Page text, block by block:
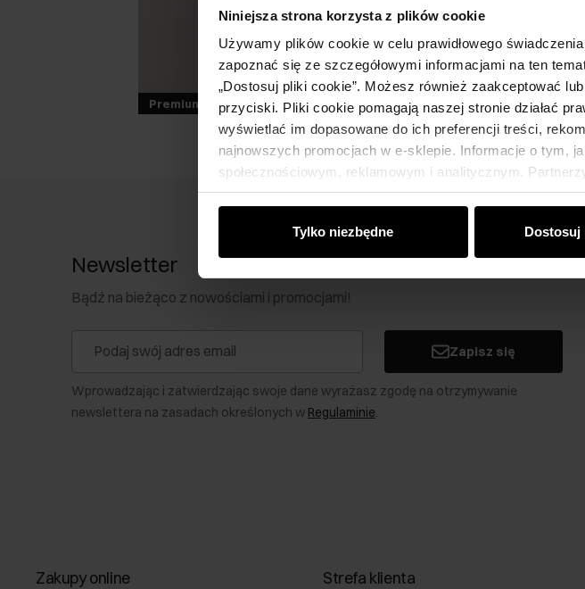
Niniejsza strona korzysta z plików cookie
Używamy plików cookie w celu prawidłowego
zapoznać się ze szczegółowymi informacjami na ten
„Dostosuj pliki cookie”. Możesz również zaakceptować
przyciski. Pliki cookie pomagają naszej stronie działać
wyświetlać im dopasowane do ich preferencji treści,
najnowszych promocjach w e-sklepie. Informacje o tym,
społecznościowym, reklamowym i analitycznym.
od Ciebie lub uzyskanymi podczas korzystania z ich
Tylko niezbędne Dostosuj
Premium
Newsletter
Bądź na bieżąco z nowościami i promocjami!
Zapisz się
Wprowadzając i zatwierdzając swoje dane wyrażasz zgodę na otrzymywanie
newslettera na zasadach określonych w Regulaminie.
Zakupy online Strefa klienta